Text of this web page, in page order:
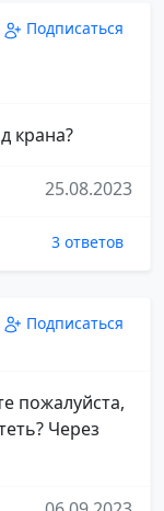
Подписаться
крана?
25.08.2023
3 ответов
Подписаться
пожалуйста,
Через